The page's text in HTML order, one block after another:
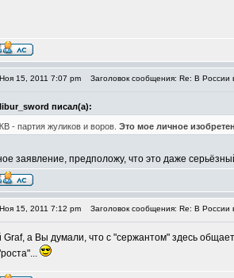
15, 2011 7:07 pm Заголовок сообщения: Re: В России
писал(а):
- партия жуликов и воров. Это мое личное
заявление, предположу, что это даже
15, 2011 7:12 pm Заголовок сообщения: Re: В России
а Вы думали, что с "сержантом" здесь